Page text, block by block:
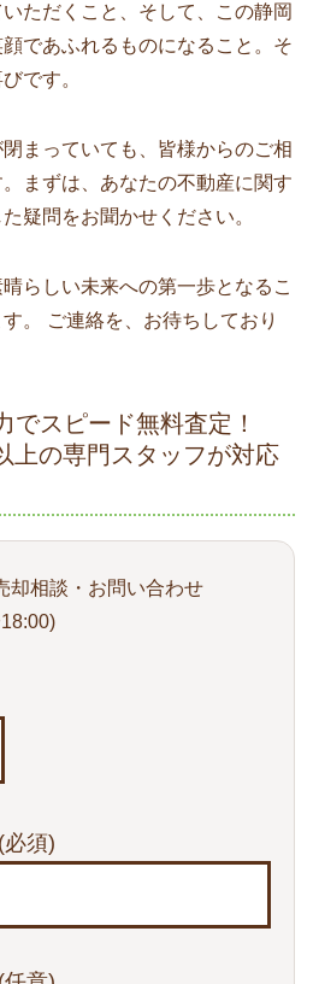
ただくこと、そして、この静岡
であふれるものになること。そ
です。
まっていても、皆様からのご相
まずは、あなたの不動産に関す
疑問をお聞かせください。
らしい未来への第一歩となるこ
。 ご連絡を、お待ちしており
でスピード無料査定！
上の専門スタッフが対応
却相談・お問い合わせ
(必須)